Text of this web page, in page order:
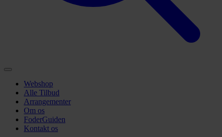
Webshop
Alle Tilbud
Arrangementer
Om os
FoderGuiden
Kontakt os